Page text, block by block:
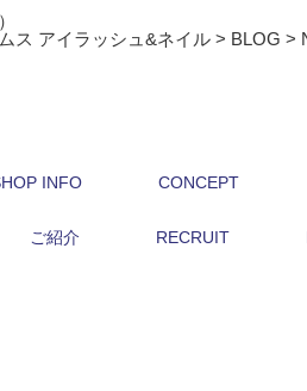
ス アイラッシュ&ネイル > BLOG >
INFO CONCEPT
ご紹介 RECRUIT